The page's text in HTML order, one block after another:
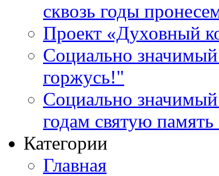
сквозь годы
Проект «Духовный
Социально
горжусь!"
Социально
годам святую
Категории
Главная